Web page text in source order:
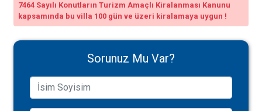
7464 Sayılı Konutların Turizm Amaçlı Kiralanması Kanunu
kapsamında bu villa 100 gün ve üzeri kiralamaya uygun !
Sorunuz Mu Var?